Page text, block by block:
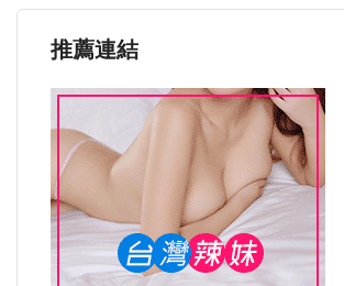
推薦連結